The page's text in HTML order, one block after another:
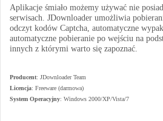
Aplikacje śmiało możemy używać nie
serwisach. JDownloader umożliwia
odczyt kodów Captcha, automatyczne
automatyczne pobieranie po wejściu na
innych z którymi warto się zapoznać.
Producent: JDownloader Team
Licencja: Freeware (darmowa)
System Operacyjny: Windows 2000/XP/Vista/7